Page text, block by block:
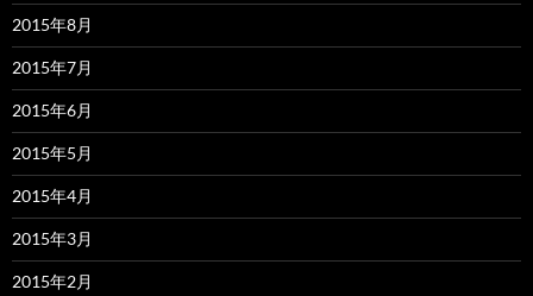
2015年8月
2015年7月
2015年6月
2015年5月
2015年4月
2015年3月
2015年2月